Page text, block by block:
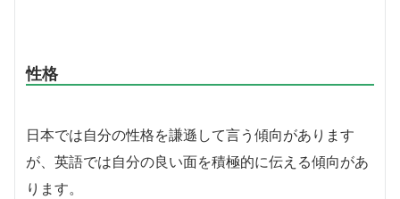
性格
日本では自分の性格を謙遜して言う傾向があります
が、英語では自分の良い面を積極的に伝える傾向があ
ります。